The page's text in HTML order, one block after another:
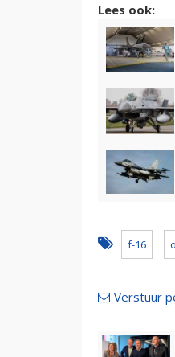
Lees ook:
f-16
Verstuur